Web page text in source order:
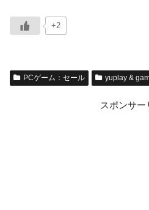
+2
PCゲーム：セール yuplay &
スポンサー